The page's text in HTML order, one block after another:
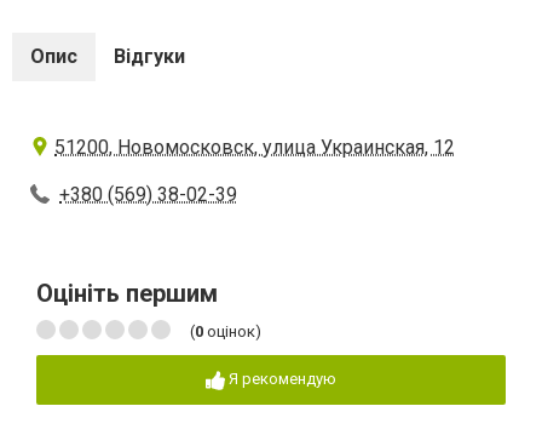
Опис Відгуки
51200, Новомосковск, улица Украинская, 12
+380 (569) 38-02-39
Оцініть першим
(0 оцінок)
Я рекомендую